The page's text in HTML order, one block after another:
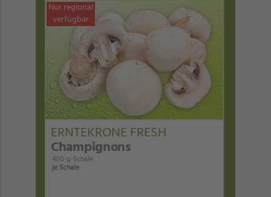
Nur regional
verfügbar
ERNTEKRONE FRESH
Champignons
400-g-Schale
je Schale